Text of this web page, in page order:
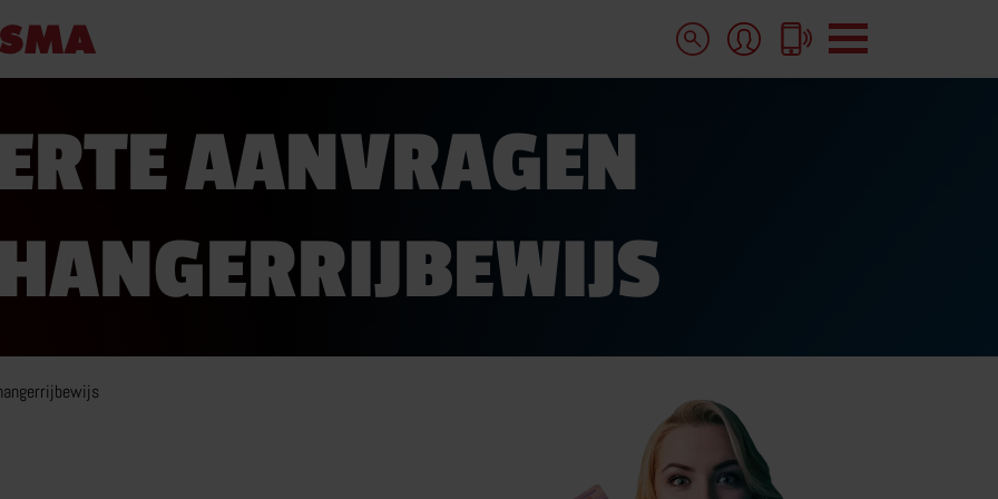
AANVRAGEN
ZAKELIJK
PARTICULIER
MEER OVER AANHANGER RIJBEWIJS
E-BESTELAUTO RIJVAARDIGHEIDSTRAINING
VOORGEZETTE RIJOPLEIDING MOTOR VRO